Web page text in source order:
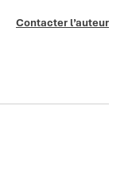
Contacter l’auteur